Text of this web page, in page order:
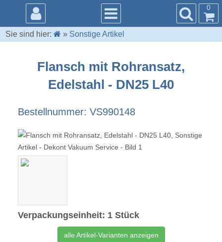
0
Sie sind hier: » Sonstige Artikel
Flansch mit Rohransatz,
Edelstahl - DN25 L40
Bestellnummer: VS990148
Verpackungseinheit: 1 Stück
alle Artikel-Varianten anzeigen